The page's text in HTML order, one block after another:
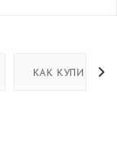
КАК КУПИТЬ